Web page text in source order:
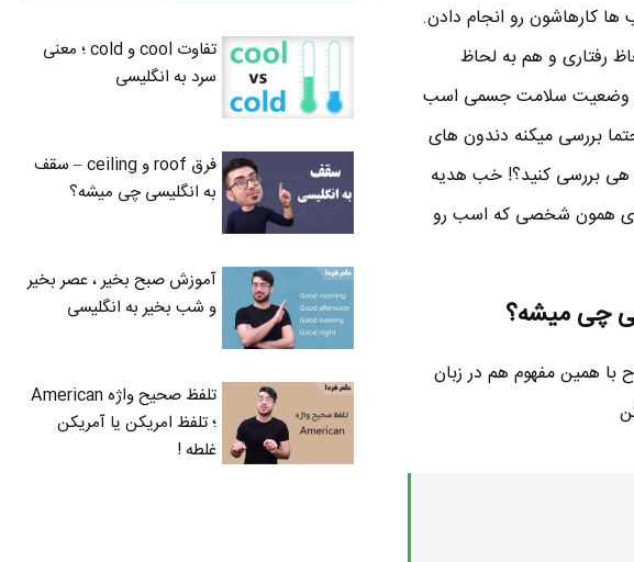
کارهاشون رو انجام دادن.
رفتاری و هم به لحاظ
و وضعیت سلامت جسمی اسب
بررسی میکنه دندون های
هی بررسی کنید؟! خب هدیه
همون شخصی که اسب رو
چی میشه؟
با همین مفهوم هم در زبان
تفاوت cool و cold ؛ معنی
سرد به انگلیسی
فرق roof و ceiling – سقف
به انگلیسی چی میشه؟
آموزش صبح بخیر ، عصر بخیر
و شب بخیر به انگلیسی
تلفظ صحیح واژه American
؛ تلفظ امریکن یا آمریکن
غلطه !